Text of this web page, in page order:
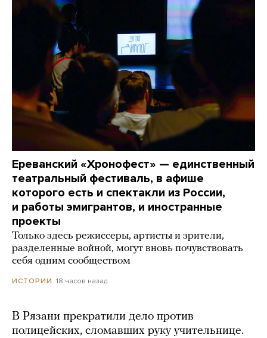
Ереванский «Хронофест» — единственный
театральный фестиваль, в афише
которого есть и спектакли из России,
и работы эмигрантов, и иностранные
проекты
Только здесь режиссеры, артисты и зрители,
разделенные войной, могут вновь почувствовать
себя одним сообществом
ИСТОРИИ 18 часов назад
В Рязани прекратили дело против
полицейских, сломавших руку учительнице.